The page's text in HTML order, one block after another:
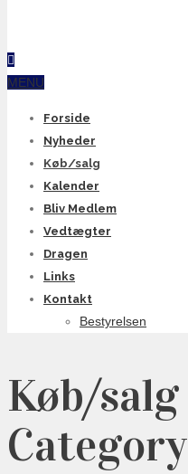
MENU
Forside
Nyheder
Køb/salg
Kalender
Bliv Medlem
Vedtægter
Dragen
Links
Kontakt
Bestyrelsen
Køb/salg
Category